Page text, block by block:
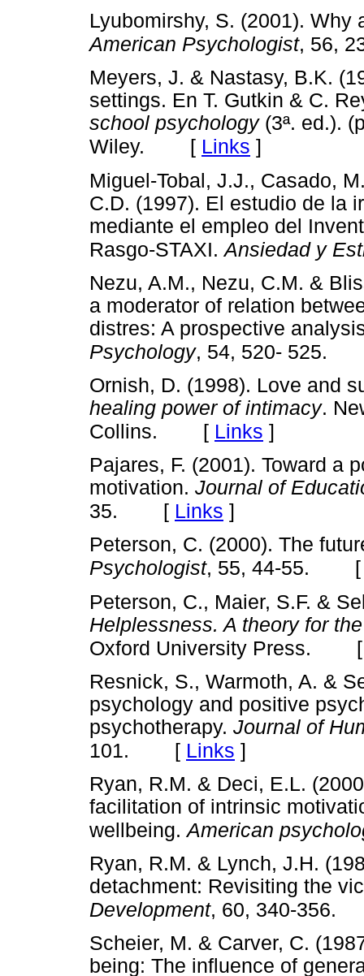
Lyubomirshy, S. (2001). Why
American Psychologist, 56,
Meyers, J. & Nastasy, B.K.
settings. En T. Gutkin & C.
school psychology(3ª. ed.).
Wiley. [ Links ]
Miguel-Tobal, J.J., Casado,
C.D. (1997). El estudio de la
mediante el empleo del
Rasgo-STAXI.Ansiedad y
Nezu, A.M., Nezu, C.M. &
a moderator of relation
distres: A prospective
Psychology, 54, 520- 525.
Ornish, D. (1998). Love and
healing power of intimacy.
Collins. [ Links ]
Pajares, F. (2001). Toward a
motivation. Journal of
35. [ Links ]
Peterson, C. (2000). The
Psychologist, 55, 44-55.
Peterson, C., Maier, S.F. &
Helplessness. A theory for
Oxford University Press.
Resnick, S., Warmoth, A. &
psychology and positive
psychotherapy. Journal of
101. [ Links ]
Ryan, R.M. & Deci, E.L.
facilitation of intrinsic
wellbeing.American
Ryan, R.M. & Lynch, J.H.
detachment: Revisiting the
Development, 60, 340-356.
Scheier, M. & Carver, C.
being: The influence of